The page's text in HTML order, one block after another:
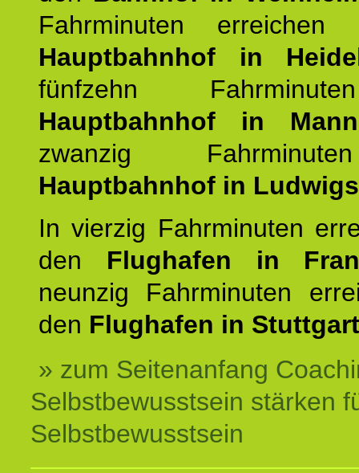
Fahrminuten
Hauptbahnhof in
fünfzehn
Hauptbahnhof in
zwanzig
Hauptbahnhof in
In vierzig Fahrminuten
den Flughafen in
neunzig Fahrminuten
den Flughafen in
» zum Seitenanfang
Selbstbewusstsein stärken
Selbstbewusstsein